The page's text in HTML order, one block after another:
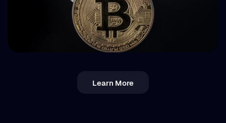
Learn More